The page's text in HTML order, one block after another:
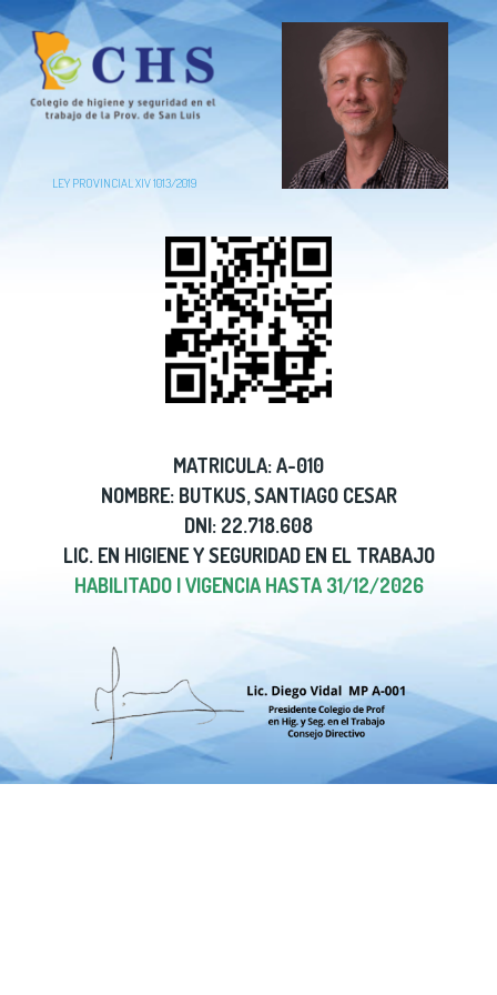
LEY PROVINCIAL XIV 1013/2019
MATRICULA: A-010
NOMBRE: BUTKUS, SANTIAGO CESAR
DNI: 22.718.608
LIC. EN HIGIENE Y SEGURIDAD EN EL TRABAJO
HABILITADO | VIGENCIA HASTA 31/12/2026